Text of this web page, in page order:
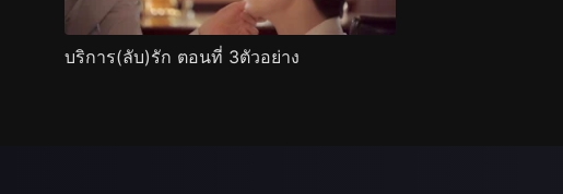
บริการ(ลับ)รัก ตอนที่ 3ตัวอย่าง